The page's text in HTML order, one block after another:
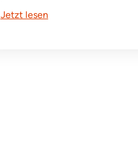
Jetzt lesen